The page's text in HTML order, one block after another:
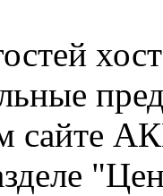
сайте